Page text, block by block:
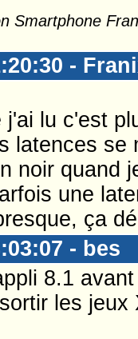
Smartphone
-
j'ai lu c'est
latences se
noir quand
une
ça
- bes
8.1
les